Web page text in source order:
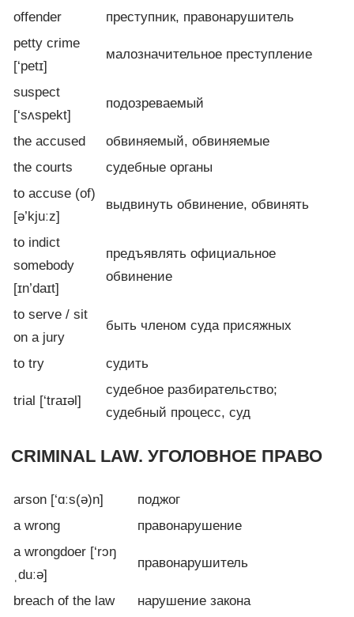
offender
преступник, правонарушитель
petty crime
[‘petɪ]
малозначительное преступление
suspect
[‘sʌspekt]
подозреваемый
the accused
обвиняемый, обвиняемые
the courts
судебные органы
to accuse (of)
[ə’kjuːz]
выдвинуть обвинение, обвинять
to indict
somebody
[ɪn’daɪt]
предъявлять официальное
обвинение
to serve / sit
on a jury
быть членом суда присяжных
to try судить
trial [‘traɪəl]
судебное разбирательство;
судебный процесс, суд
CRIMINAL LAW. УГОЛОВНОЕ ПРАВО
arson [‘ɑːs(ə)n]
поджог
a wrong
правонарушение
a wrongdoer [‘rɔŋ
ˌduːə]
правонарушитель
breach of the law
нарушение закона